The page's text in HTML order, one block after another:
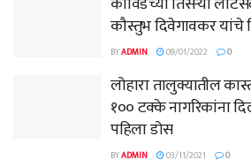
कौस्तुभ दिवेगावकर यांचे
BYADMIN 09/01/2022 0
लोहारा तालुक्यातील
१०० टक्के नागरिकांना
पहिला डोस
BYADMIN 03/11/2021 0